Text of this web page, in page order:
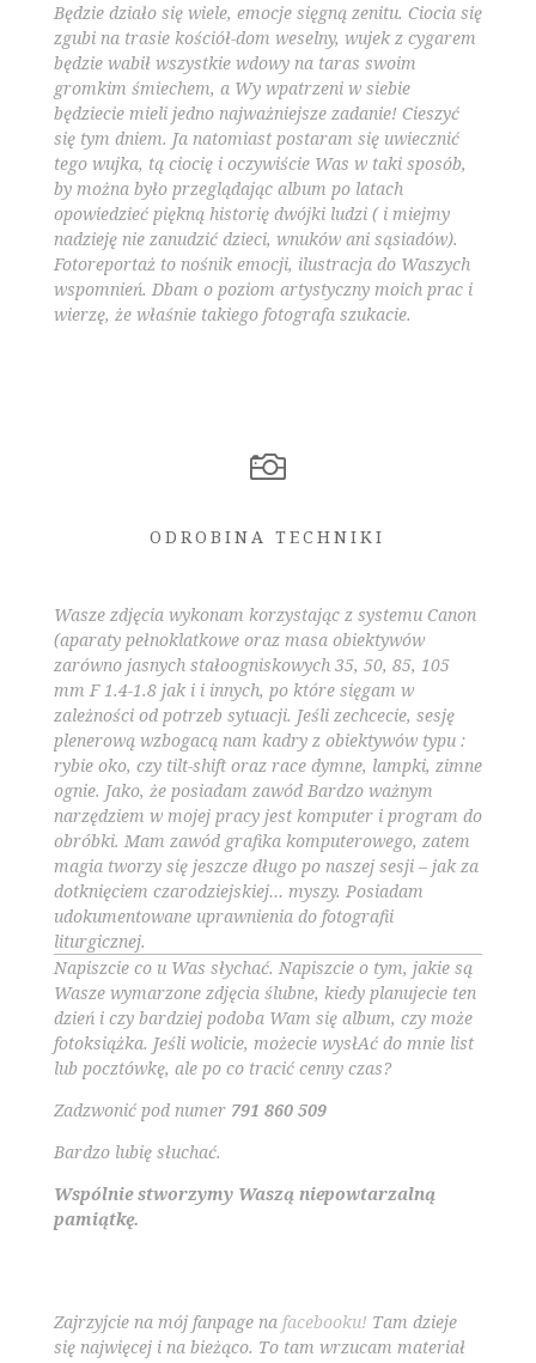
Będzie działo się wiele, emocje sięgną zenitu. Ciocia się
zgubi na trasie kościół-dom weselny, wujek z cygarem
będzie wabił wszystkie wdowy na taras swoim
gromkim śmiechem, a Wy wpatrzeni w siebie
będziecie mieli jedno najważniejsze zadanie! Cieszyć
się tym dniem. Ja natomiast postaram się uwiecznić
tego wujka, tą ciocię i oczywiście Was w taki sposób,
by można było przeglądając album po latach
opowiedzieć piękną historię dwójki ludzi ( i miejmy
nadzieję nie zanudzić dzieci, wnuków ani sąsiadów).
Fotoreportaż to nośnik emocji, ilustracja do Waszych
wspomnień. Dbam o poziom artystyczny moich prac i
wierzę, że właśnie takiego fotografa szukacie.

ODROBINA TECHNIKI
Wasze zdjęcia wykonam korzystając z systemu Canon
(aparaty pełnoklatkowe oraz masa obiektywów
zarówno jasnych stałoogniskowych 35, 50, 85, 105
mm F 1.4-1.8 jak i i innych, po które sięgam w
zależności od potrzeb sytuacji. Jeśli zechcecie, sesję
plenerową wzbogacą nam kadry z obiektywów typu :
rybie oko, czy tilt-shift oraz race dymne, lampki, zimne
ognie. Jako, że posiadam zawód Bardzo ważnym
narzędziem w mojej pracy jest komputer i program do
obróbki. Mam zawód grafika komputerowego, zatem
magia tworzy się jeszcze długo po naszej sesji – jak za
dotknięciem czarodziejskiej… myszy. Posiadam
udokumentowane uprawnienia do fotografii
liturgicznej.
Napiszcie co u Was słychać. Napiszcie o tym, jakie są
Wasze wymarzone zdjęcia ślubne, kiedy planujecie ten
dzień i czy bardziej podoba Wam się album, czy może
fotoksiążka. Jeśli wolicie, możecie wysłAć do mnie list
lub pocztówkę, ale po co tracić cenny czas?
Zadzwonić pod numer 791 860 509
Bardzo lubię słuchać.
Wspólnie stworzymy Waszą niepowtarzalną
pamiątkę.
Zajrzyjcie na mój fanpage na facebooku! Tam dzieje
się najwięcej i na bieżąco. To tam wrzucam materiał